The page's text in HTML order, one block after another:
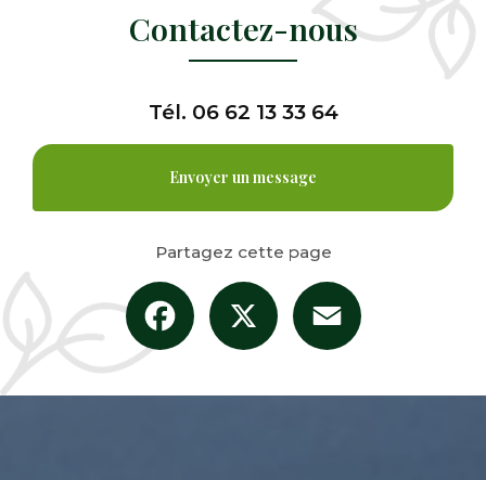
Contactez-nous
Tél. 06 62 13 33 64
Envoyer un message
Partagez cette page
Facebook